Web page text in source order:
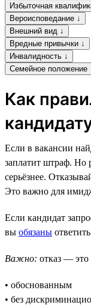
Избыточная
Вероисповедание ↓
Внешний вид ↓
Вредные привычки ↓
Инвалидность ↓
Семейное положение
Как
Если в вакансии
заплатит штраф. Но
серьёзнее.
Это важно для
Если кандидат
вы обязаны ответить
Важно: отказ — это
• обоснованным
• без